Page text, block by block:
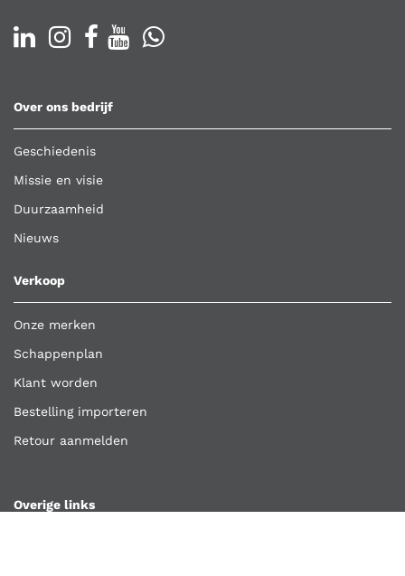
Over ons bedrijf
Geschiedenis
Missie en visie
Duurzaamheid
Nieuws
Verkoop
Onze merken
Schappenplan
Klant worden
Bestelling importeren
Retour aanmelden
Overige links